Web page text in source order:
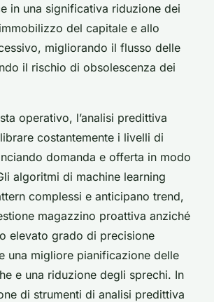
in una significativa riduzione dei
del capitale e allo
migliorando il flusso delle
il rischio di obsolescenza dei
operativo, l’analisi predittiva
costantemente i livelli di
domanda e offerta in modo
algoritmi di machine learning
complessi e anticipano trend,
magazzino proattiva anziché
elevato grado di precisione
una migliore pianificazione delle
e una riduzione degli sprechi. In
di strumenti di analisi predittiva